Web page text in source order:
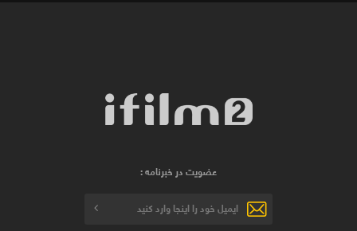
عضویت در خبرنامه :